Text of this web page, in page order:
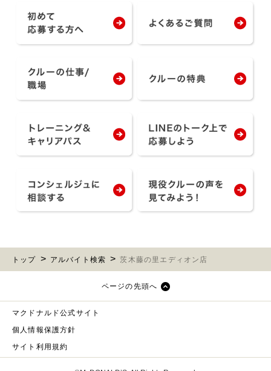
トップ アルバイト検索 茨木藤の里エディオン店
ページの先頭へ
マクドナルド公式サイト
個人情報保護方針
サイト利用規約